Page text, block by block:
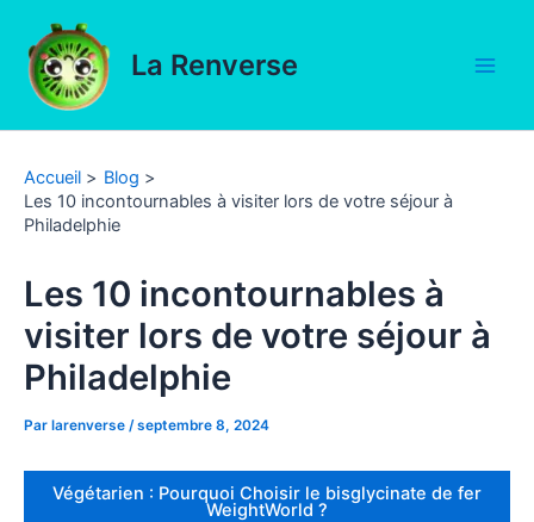
contenu
La Renverse
Accueil
Blog
Les 10 incontournables à visiter lors de votre séjour à
Philadelphie
Les 10 incontournables à
visiter lors de votre séjour à
Philadelphie
Par larenverse /septembre 8, 2024
Végétarien : Pourquoi Choisir le bisglycinate de fer
WeightWorld ?